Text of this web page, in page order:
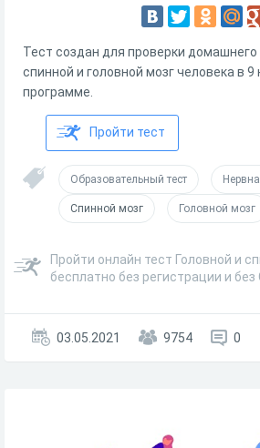
Тест создан для проверки
спинной и головной мозг человека в 9
программе.
Пройти тест
Образовательный тест
Спинной мозг Головной мозг
Пройти онлайн тест Головной и
бесплатно без регистрации и
03.05.2021 9754 0